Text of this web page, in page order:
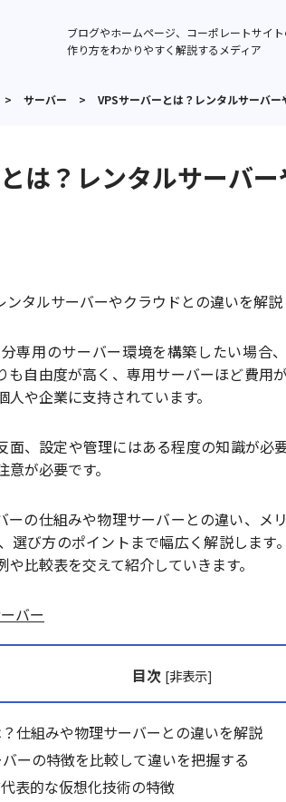
ブログやホームページ、コーポレートサイト
作り方をわかりやすく解説するメディア
> サーバー > VPSサーバーとは？レンタルサーバ
は？レンタルサーバ
専用のサーバー環境を構築したい場合
も自由度が高く、専用サーバーほど費用
や企業に支持されています。
面、設定や管理にはある程度の知識が必
が必要です。
ーの仕組みや物理サーバーとの違い、メ
選び方のポイントまで幅広く解説します
比較表を交えて紹介していきます。
目次 [非表示]
仕組みや物理サーバーとの違いを解説
ーの特徴を比較して違いを把握する
表的な仮想化技術の特徴